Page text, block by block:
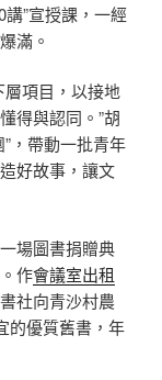
”宣授課，一經
滿。
層項目，以接地
得與認同。”胡
，帶動一批青年
好故事，讓文
場圖書捐贈典
作會議室出租
社向青沙村農
的優質舊書，年